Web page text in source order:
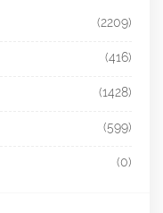
(2209)
(416)
(1428)
(599)
(0)